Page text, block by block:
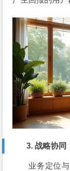
3. 战略协同
业务定位